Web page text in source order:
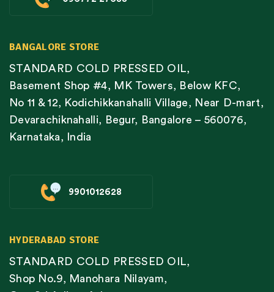
BANGALORE STORE
STANDARD COLD PRESSED OIL,
Basement Shop #4, MK Towers, Below KFC,
No 11 & 12, Kodichikkanahalli Village, Near D-mart,
Devarachiknahalli, Begur, Bangalore – 560076,
Karnataka, India
9901012628
HYDERABAD STORE
STANDARD COLD PRESSED OIL,
Shop No.9, Manohara Nilayam,